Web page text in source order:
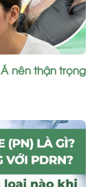
nên thận trọng